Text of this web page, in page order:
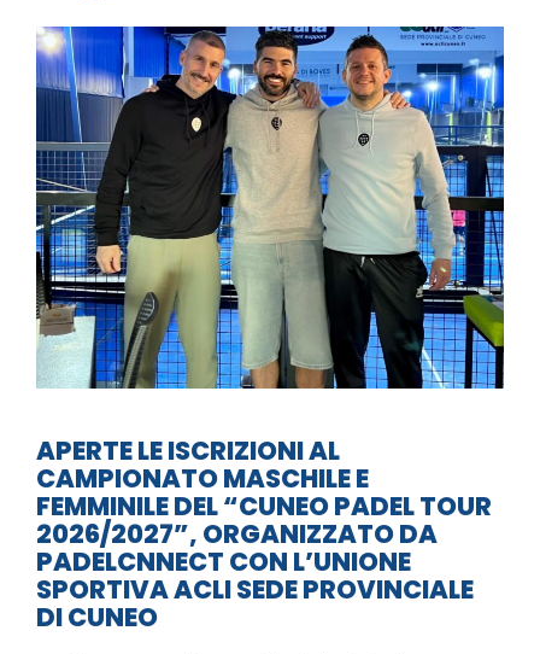
APERTE LE ISCRIZIONI AL
CAMPIONATO MASCHILE E
FEMMINILE DEL “CUNEO PADEL TOUR
2026/2027”, ORGANIZZATO DA
PADELCNNECT CON L’UNIONE
SPORTIVA ACLI SEDE PROVINCIALE
DI CUNEO